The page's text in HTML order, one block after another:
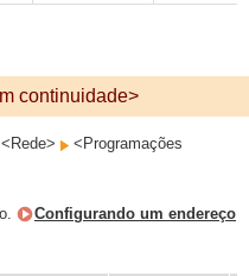
continuidade>
<Rede>
<Programações
Configurando um endereço